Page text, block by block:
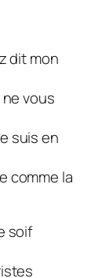
dit mon
vous
suis en
comme la
soif